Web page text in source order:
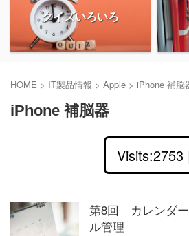
クイズいろいろ
HOME > IT製品情報 > Apple > iPhone 補脳
iPhone 補脳器
Visits:2753
第8回 カレンダ
ル管理